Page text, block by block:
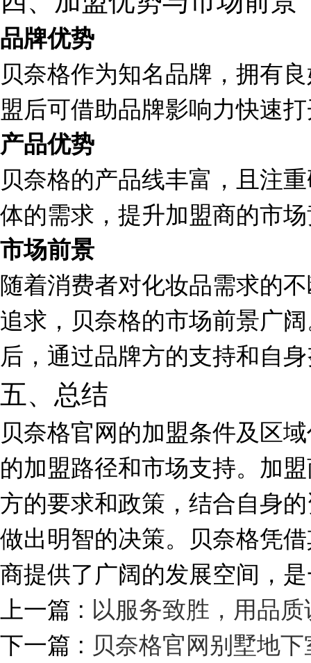
品牌优势
贝奈格作为知名品牌，拥有
盟后可借助品牌影响力快速
产品优势
贝奈格的产品线丰富，且注
体的需求，提升加盟商的市
市场前景
随着消费者对化妆品需求的
追求，贝奈格的市场前景广
后，通过品牌方的支持和自
五、总结
贝奈格官网的加盟条件及区
的加盟路径和市场支持。加
方的要求和政策，结合自身
做出明智的决策。贝奈格凭
商提供了广阔的发展空间，
上一篇 : 以服务致胜，用品
下一篇 : 贝奈格官网别墅地